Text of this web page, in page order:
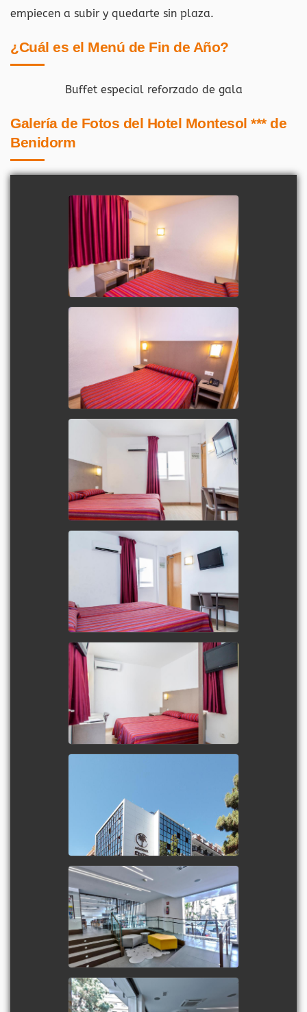
empiecen a subir y quedarte sin plaza.
¿Cuál es el Menú de Fin de Año?
Buffet especial reforzado de gala
Galería de Fotos del Hotel Montesol *** de
Benidorm